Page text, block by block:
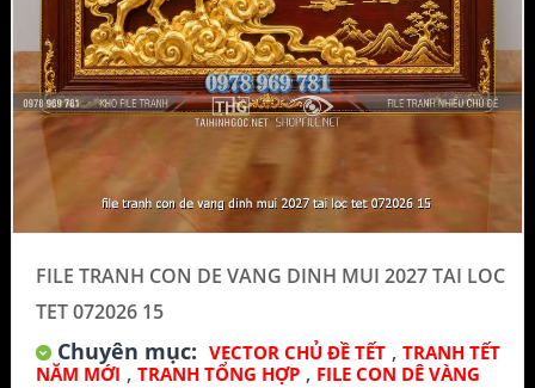
FILE TRANH CON DE VANG DINH MUI 2027 TAI LOC
TET 072026 15
Chuyên mục: VECTOR CHỦ ĐỀ TẾT , TRANH TẾT
NĂM MỚI , TRANH TỔNG HỢP , FILE CON DÊ VÀNG